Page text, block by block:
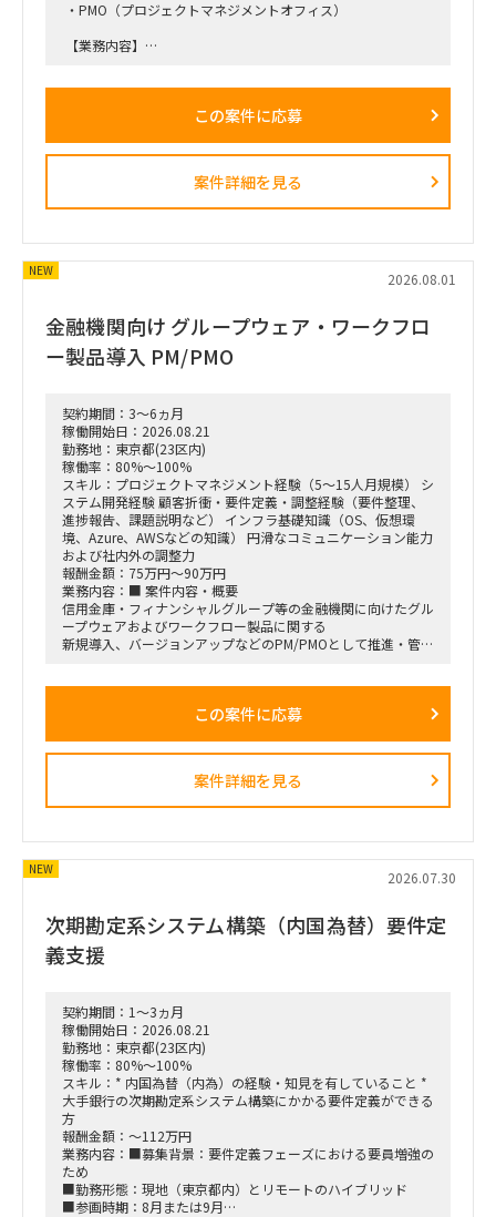
・PMO（プロジェクトマネジメントオフィス）
【業務内容】
・PM及び各チーム間のコミュニケーション支援
・勤務形態：基本リモート（必要に応じて出社あり）
この案件に応募
案件詳細を見る
2026.08.01
NEW
金融機関向け グループウェア・ワークフロ
ー製品導入 PM/PMO
契約期間：3～6ヵ月
稼働開始日：2026.08.21
勤務地：東京都(23区内)
稼働率：80%～100%
スキル：プロジェクトマネジメント経験（5〜15人月規模） シ
ステム開発経験 顧客折衝・要件定義・調整経験（要件整理、
進捗報告、課題説明など） インフラ基礎知識（OS、仮想環
境、Azure、AWSなどの知識） 円滑なコミュニケーション能力
および社内外の調整力
報酬金額：75万円～90万円
業務内容：■ 案件内容・概要
信用金庫・フィナンシャルグループ等の金融機関に向けたグル
ープウェアおよびワークフロー製品に関する
新規導入、バージョンアップなどのPM/PMOとして推進・管理
・推進・進捗・課題管理
・要件定義〜計画立案、進捗管理、課題抽出・整理および解決
・成果物の品質管理（5〜15人月規模のプロジェクト）
・金融機関との要件整理、進捗報告、課題説明
・ステークホルダーおよび関係部署・協力会社との調整・ブリ
・代表的なNotesDBの解析・要件定義支援・データ移行検討
・ASTERIA Warpを用いたデータ移行の検討・支援
主な環境・製品:
グループウェア/WF: POWER EGG
データ連携/移行: ASTERIA Warp, IBMクラウド環境, Notes DB
インフラ: クラウド環境（IBMクラウド、Azure、AWS等）、仮
想環境
■求める人物像:
主体的にプロジェクトを推進できる方
課題を整理し、関係者を巻き込みながら解決へと導ける方
金融系案件に求められる正確性・慎重さ・高い調整力をお持ち
の方
この案件に応募
案件詳細を見る
2026.07.30
NEW
次期勘定系システム構築（内国為替）要件定
義支援
契約期間：1～3ヵ月
稼働開始日：2026.08.21
勤務地：東京都(23区内)
稼働率：80%～100%
スキル：* 内国為替（内為）の経験・知見を有していること *
大手銀行の次期勘定系システム構築にかかる要件定義ができる
方
報酬金額：～112万円
業務内容：■募集背景：要件定義フェーズにおける要員増強の
ため
■勤務形態：現地（東京都内）とリモートのハイブリッド
■参画時期：8月または9月